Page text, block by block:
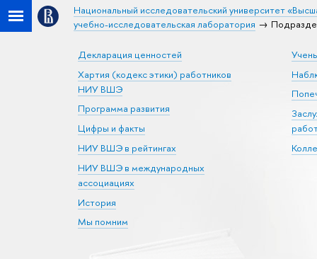
Национальный исследовательский университет
учебно-исследовательская лаборатория
Декларация ценностей
Хартия (кодекс этики) работников
НИУ ВШЭ
Программа развития
Цифры и факты
НИУ ВШЭ в рейтингах
НИУ ВШЭ в международных
ассоциациях
История
Мы помним